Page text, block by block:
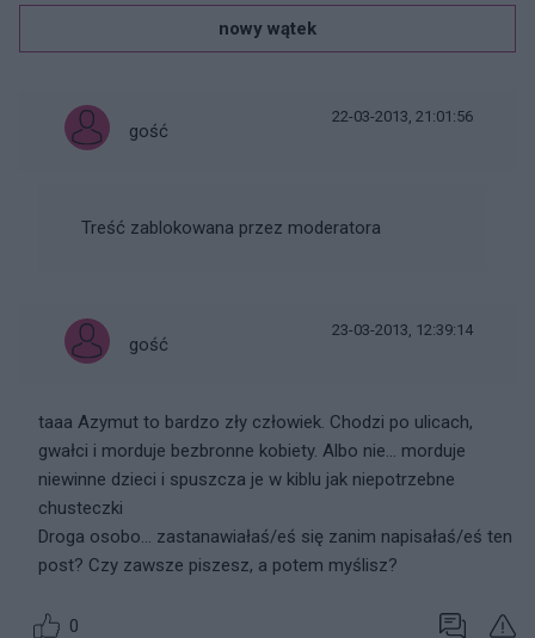
nowy wątek
gość
22-03-2013, 21:01:56
Treść zablokowana przez moderatora
gość
23-03-2013, 12:39:14
taaa Azymut to bardzo zły człowiek. Chodzi po ulicach,
gwałci i morduje bezbronne kobiety. Albo nie... morduje
niewinne dzieci i spuszcza je w kiblu jak niepotrzebne
chusteczki
Droga osobo... zastanawiałaś/eś się zanim napisałaś/eś ten
post? Czy zawsze piszesz, a potem myślisz?
0